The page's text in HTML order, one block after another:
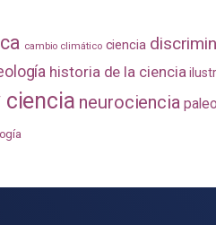
cambio climático ciencia
historia de la ciencia
ciencia neurociencia